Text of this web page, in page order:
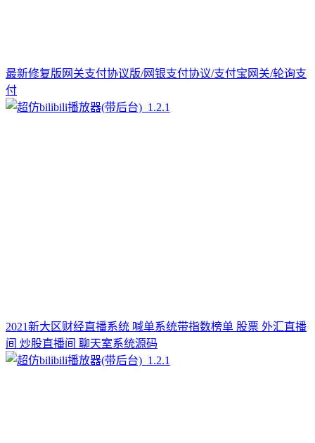
最新修复版网关支付协议版/网银支付协议/支付宝网关/轮询支
付
2021新大区财经直播系统 喊单系统带指数榜单 股票 外汇直播
间 炒股直播间 聊天室系统源码